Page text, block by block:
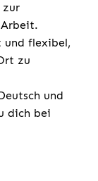
zur
und flexibel,
zu
und
dich bei